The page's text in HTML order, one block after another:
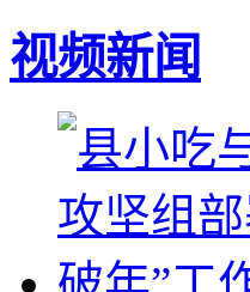
视频新闻